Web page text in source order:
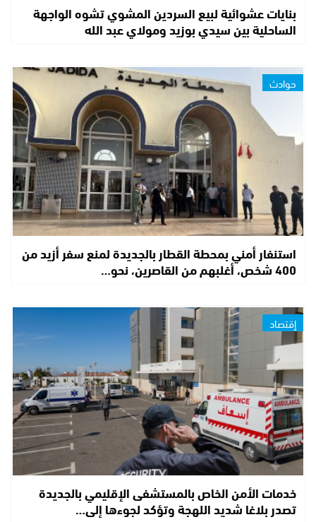
بنايات عشوائية لبيع السردين المشوي تشوه الواجهة
الساحلية بين سيدي بوزيد ومولاي عبد الله
حوادث
استنفار أمني بمحطة القطار بالجديدة لمنع سفر أزيد من
400 شخص، أغلبهم من القاصرين، نحو…
إقتصاد
خدمات الأمن الخاص بالمستشفى الإقليمي بالجديدة
تصدر بلاغا شديد اللهجة وتؤكد لجوءها إلى…